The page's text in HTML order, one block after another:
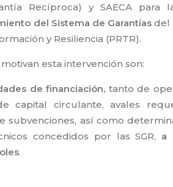
Recíproca) y SAECA para
del Sistema de Garantías del
y Resiliencia (PRTR).
esta intervención son:
de financiación, tanto de
capital circulante, avales
subvenciones, así como
concedidos por las SGR, a
.